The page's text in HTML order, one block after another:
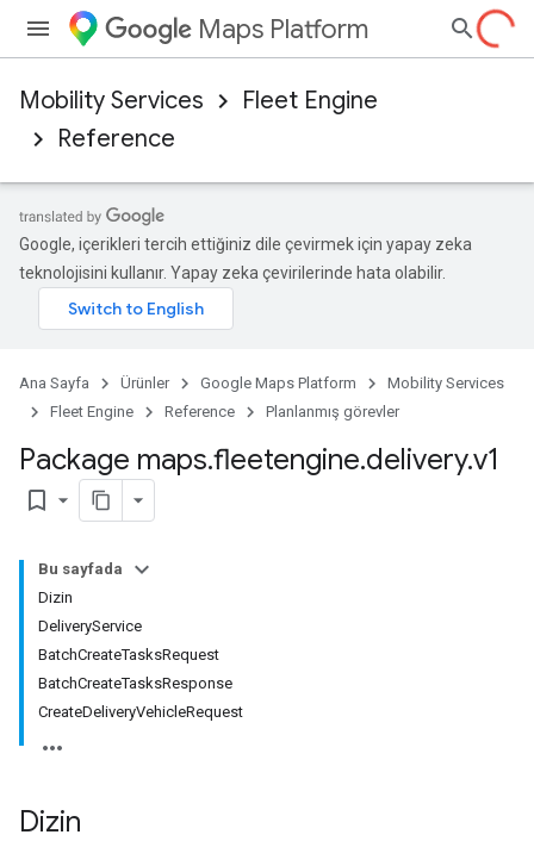
Maps Platform
Mobility Services
Fleet Engine
Reference
Google, içerikleri tercih ettiğiniz dile çevirmek için yapay zeka
teknolojisini kullanır. Yapay zeka çevirilerinde hata olabilir.
Ana Sayfa Ürünler Google Maps Platform
Mobility Services
Fleet Engine
Reference Planlanmış görevler
Package maps.fleetengine.delivery.v1
bookmark_border
Bu sayfada
Dizin
DeliveryService
BatchCreateTasksRequest
BatchCreateTasksResponse
CreateDeliveryVehicleRequest
Dizin